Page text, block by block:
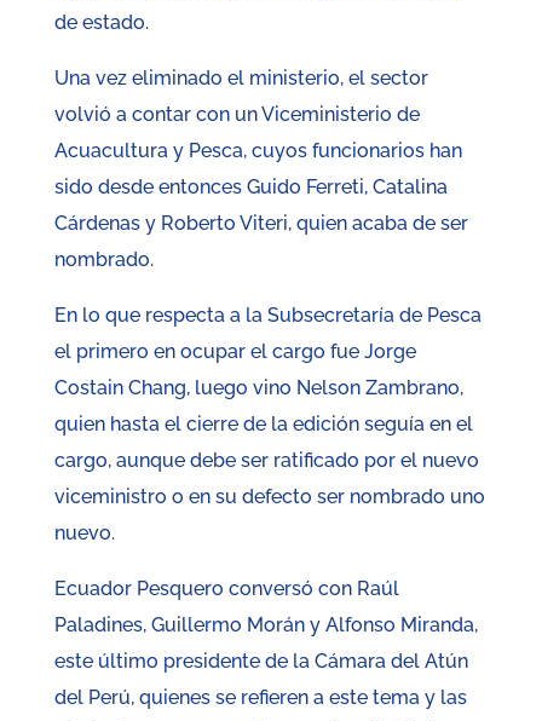
de estado.
Una vez eliminado el ministerio, el sector
volvió a contar con un Viceministerio de
Acuacultura y Pesca, cuyos funcionarios han
sido desde entonces Guido Ferreti, Catalina
Cárdenas y Roberto Viteri, quien acaba de ser
nombrado.
En lo que respecta a la Subsecretaría de Pesca
el primero en ocupar el cargo fue Jorge
Costain Chang, luego vino Nelson Zambrano,
quien hasta el cierre de la edición seguía en el
cargo, aunque debe ser ratificado por el nuevo
viceministro o en su defecto ser nombrado uno
nuevo.
Ecuador Pesquero conversó con Raúl
Paladines, Guillermo Morán y Alfonso Miranda,
este último presidente de la Cámara del Atún
del Perú, quienes se refieren a este tema y las